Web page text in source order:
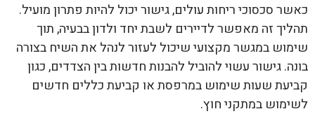
כאשר סכסוכי ריחות עולים, גישור יכול להיות פתרון מועיל.
תהליך זה מאפשר לדיירים לשבת יחד ולדון בבעיה, תוך
שימוש במגשר מקצועי שיכול לעזור לנהל את השיח בצורה
בונה. גישור עשוי להוביל להבנות חדשות בין הצדדים, כגון
קביעת שעות שימוש במרפסת או קביעת כללים חדשים
לשימוש במתקני חוץ.